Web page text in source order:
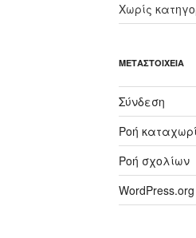
Χωρίς
ΜΕΤΑΣΤΟΙΧΕΊΑ
Σύνδεση
Ροή
Ροή σχολίων
WordPress.org